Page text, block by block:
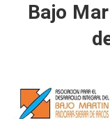
Bajo